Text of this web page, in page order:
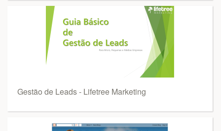
Gestão de Leads - Lifetree Marketing